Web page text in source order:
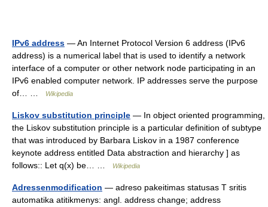
IPv6 address — An Internet Protocol Version 6 address (IPv6
address) is a numerical label that is used to identify a network
interface of a computer or other network node participating in an
IPv6 enabled computer network. IP addresses serve the purpose
of… …
Wikipedia
Liskov substitution principle — In object oriented programming,
the Liskov substitution principle is a particular definition of subtype
that was introduced by Barbara Liskov in a 1987 conference
keynote address entitled Data abstraction and hierarchy ] as
follows:: Let q(x) be… …
Wikipedia
Adressenmodification — adreso pakeitimas statusas T sritis
automatika atitikmenys: angl. address change; address